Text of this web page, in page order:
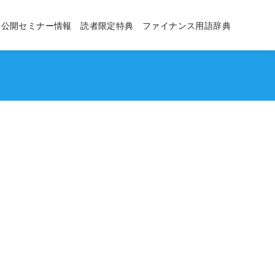
公開セミナー情報 読者限定特典 ファイナンス用語辞典